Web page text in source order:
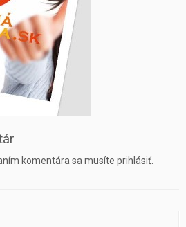
komentára sa musíte prihlásiť.